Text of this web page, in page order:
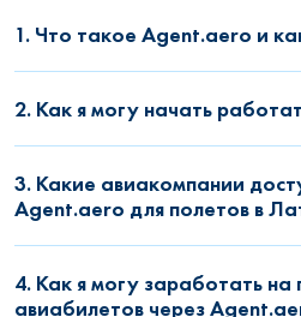
1. Что такое Agent.aero и
2. Как я могу начать
3. Какие авиакомпании
Agent.aero для полетов в
4. Как я могу заработать
авиабилетов через